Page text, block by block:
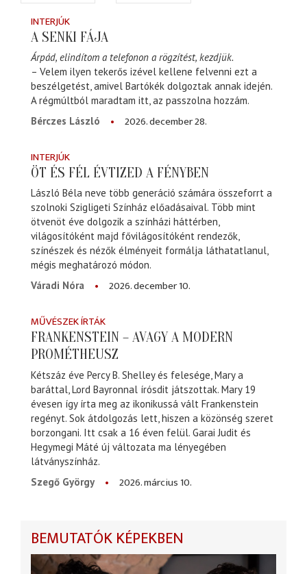
INTERJÚK
A SENKI FÁJA
Árpád, elindítom a telefonon a rögzítést, kezdjük.
– Velem ilyen tekerős izével kellene felvenni ezt a
beszélgetést, amivel Bartókék dolgoztak annak idején.
A régmúltból maradtam itt, az passzolna hozzám.
Bérczes László
2026. december 28.
INTERJÚK
ÖT ÉS FÉL ÉVTIZED A FÉNYBEN
László Béla neve több generáció számára összeforrt a
szolnoki Szigligeti Színház előadásaival. Több mint
ötvenöt éve dolgozik a színházi háttérben,
világosítóként majd fővilágosítóként rendezők,
színészek és nézők élményeit formálja láthatatlanul,
mégis meghatározó módon.
Váradi Nóra
2026. december 10.
MŰVÉSZEK ÍRTÁK
FRANKENSTEIN – AVAGY A MODERN
PROMÉTHEUSZ
Kétszáz éve Percy B. Shelley és felesége, Mary a
baráttal, Lord Bayronnal írósdit játszottak. Mary 19
évesen így írta meg az ikonikussá vált Frankenstein
regényt. Sok átdolgozás lett, hiszen a közönség szeret
borzongani. Itt csak a 16 éven felül. Garai Judit és
Hegymegi Máté új változata ma lényegében
látványszínház.
Szegő György
2026. március 10.
BEMUTATÓK KÉPEKBEN